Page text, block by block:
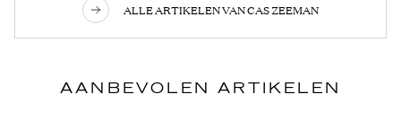
ALLE ARTIKELEN VAN CAS ZEEMAN
AANBEVOLEN ARTIKELEN